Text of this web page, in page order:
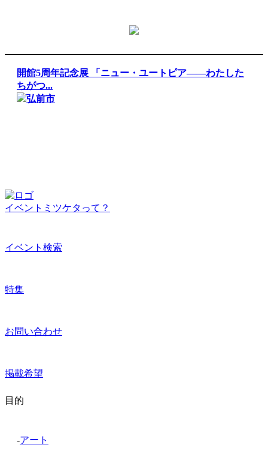
開館5周年記念展 「ニュー・ユートピア――わたした
ちがつ...
弘前市
イベントミツケタって？
イベント検索
特集
お問い合わせ
掲載希望
目的
-アート